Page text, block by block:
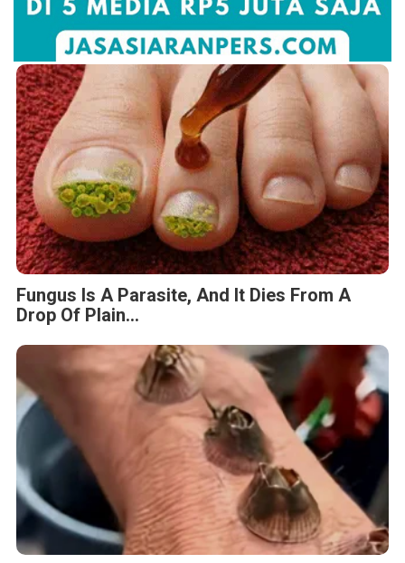
Fungus Is A Parasite, And It Dies From A
Drop Of Plain...